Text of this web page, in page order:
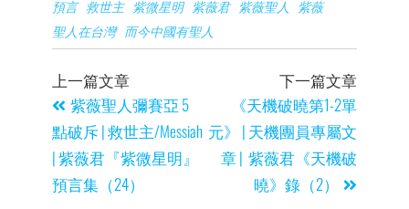
預言
救世主 紫微星明 紫薇君 紫薇聖人
紫薇
聖人在台灣
而今中國有聖人
上一篇文章
紫薇聖人彌賽亞 5
點破斥 | 救世主/Messiah
| 紫薇君『紫微星明』
預言集（24）
下一篇文章
《天機破曉第1-2單
元》 | 天機團員專屬文
章 | 紫薇君《天機破
曉》錄（2）